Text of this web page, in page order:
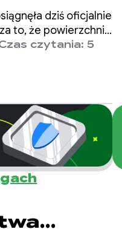
dziś oficjalnie
to, że powierzchnia
Możesz
zgodności i
przeznaczone
czytania: 5